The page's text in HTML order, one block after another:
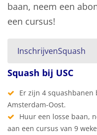
baan, neem een
een cursus!
InschrijvenSquash
Squash bij USC
Er zijn 4
Amsterdam-Oost.
Huur een losse baan,
aan een cursus van 9